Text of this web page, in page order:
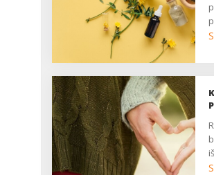
į
romantiniai santykiai gali